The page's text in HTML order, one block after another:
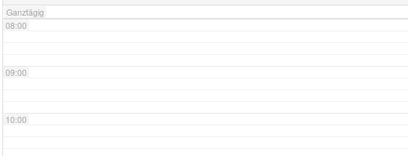
Ganztägig
08:00
09:00
10:00